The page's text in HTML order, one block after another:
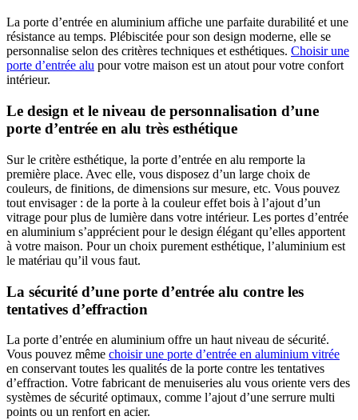
La porte d’entrée en aluminium affiche une parfaite durabilité et une
résistance au temps. Plébiscitée pour son design moderne, elle se
personnalise selon des critères techniques et esthétiques. Choisir une
porte d’entrée alu pour votre maison est un atout pour votre confort
intérieur.
Le design et le niveau de personnalisation d’une
porte d’entrée en alu très esthétique
Sur le critère esthétique, la porte d’entrée en alu remporte la
première place. Avec elle, vous disposez d’un large choix de
couleurs, de finitions, de dimensions sur mesure, etc. Vous pouvez
tout envisager : de la porte à la couleur effet bois à l’ajout d’un
vitrage pour plus de lumière dans votre intérieur. Les portes d’entrée
en aluminium s’apprécient pour le design élégant qu’elles apportent
à votre maison. Pour un choix purement esthétique, l’aluminium est
le matériau qu’il vous faut.
La sécurité d’une porte d’entrée alu contre les
tentatives d’effraction
La porte d’entrée en aluminium offre un haut niveau de sécurité.
Vous pouvez même choisir une porte d’entrée en aluminium vitrée
en conservant toutes les qualités de la porte contre les tentatives
d’effraction. Votre fabricant de menuiseries alu vous oriente vers des
systèmes de sécurité optimaux, comme l’ajout d’une serrure multi
points ou un renfort en acier.